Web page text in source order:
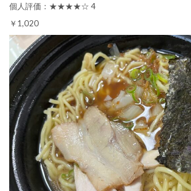
個人評価：★★★★☆ 4
￥1,020